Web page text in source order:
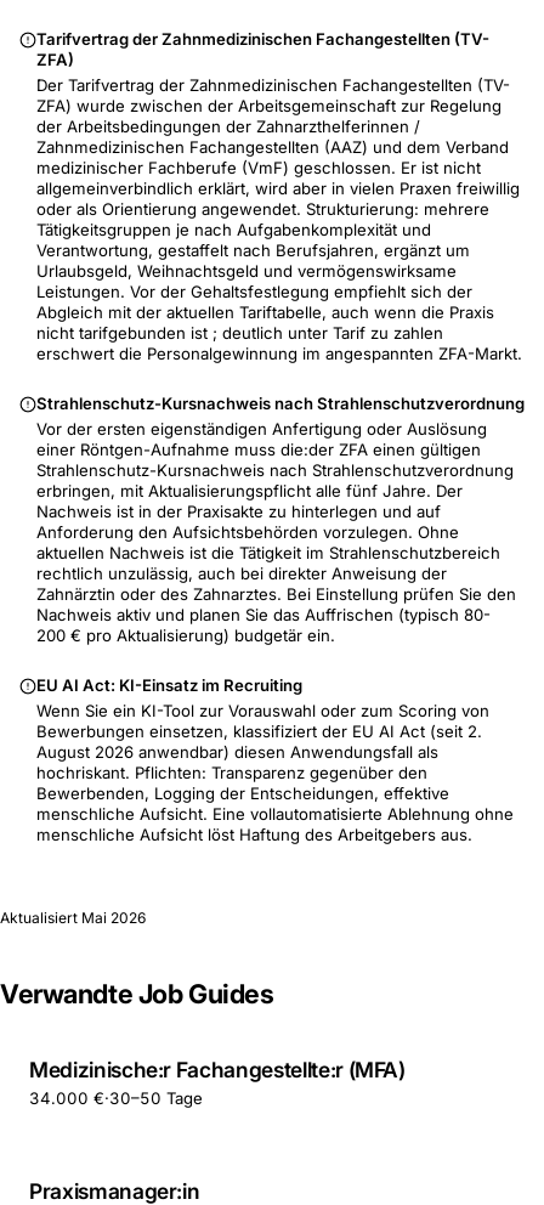
Tarifvertrag der Zahnmedizinischen Fachangestellten (TV-
ZFA)
Der Tarifvertrag der Zahnmedizinischen Fachangestellten (TV-
ZFA) wurde zwischen der Arbeitsgemeinschaft zur Regelung
der Arbeitsbedingungen der Zahnarzthelferinnen /
Zahnmedizinischen Fachangestellten (AAZ) und dem Verband
medizinischer Fachberufe (VmF) geschlossen. Er ist nicht
allgemeinverbindlich erklärt, wird aber in vielen Praxen freiwillig
oder als Orientierung angewendet. Strukturierung: mehrere
Tätigkeitsgruppen je nach Aufgabenkomplexität und
Verantwortung, gestaffelt nach Berufsjahren, ergänzt um
Urlaubsgeld, Weihnachtsgeld und vermögenswirksame
Leistungen. Vor der Gehaltsfestlegung empfiehlt sich der
Abgleich mit der aktuellen Tariftabelle, auch wenn die Praxis
nicht tarifgebunden ist ; deutlich unter Tarif zu zahlen
erschwert die Personalgewinnung im angespannten ZFA-Markt.
Strahlenschutz-Kursnachweis nach Strahlenschutzverordnung
Vor der ersten eigenständigen Anfertigung oder Auslösung
einer Röntgen-Aufnahme muss die:der ZFA einen gültigen
Strahlenschutz-Kursnachweis nach Strahlenschutzverordnung
erbringen, mit Aktualisierungspflicht alle fünf Jahre. Der
Nachweis ist in der Praxisakte zu hinterlegen und auf
Anforderung den Aufsichtsbehörden vorzulegen. Ohne
aktuellen Nachweis ist die Tätigkeit im Strahlenschutzbereich
rechtlich unzulässig, auch bei direkter Anweisung der
Zahnärztin oder des Zahnarztes. Bei Einstellung prüfen Sie den
Nachweis aktiv und planen Sie das Auffrischen (typisch 80-
200 € pro Aktualisierung) budgetär ein.
EU AI Act: KI-Einsatz im Recruiting
Wenn Sie ein KI-Tool zur Vorauswahl oder zum Scoring von
Bewerbungen einsetzen, klassifiziert der EU AI Act (seit 2.
August 2026 anwendbar) diesen Anwendungsfall als
hochriskant. Pflichten: Transparenz gegenüber den
Bewerbenden, Logging der Entscheidungen, effektive
menschliche Aufsicht. Eine vollautomatisierte Ablehnung ohne
menschliche Aufsicht löst Haftung des Arbeitgebers aus.
Aktualisiert Mai 2026
Verwandte Job Guides
Medizinische:r Fachangestellte:r (MFA)
34.000 €·30–50 Tage
Praxismanager:in